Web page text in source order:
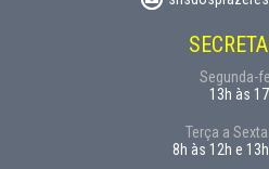
Segunda-
13h às
Terça a
8h às 12h e